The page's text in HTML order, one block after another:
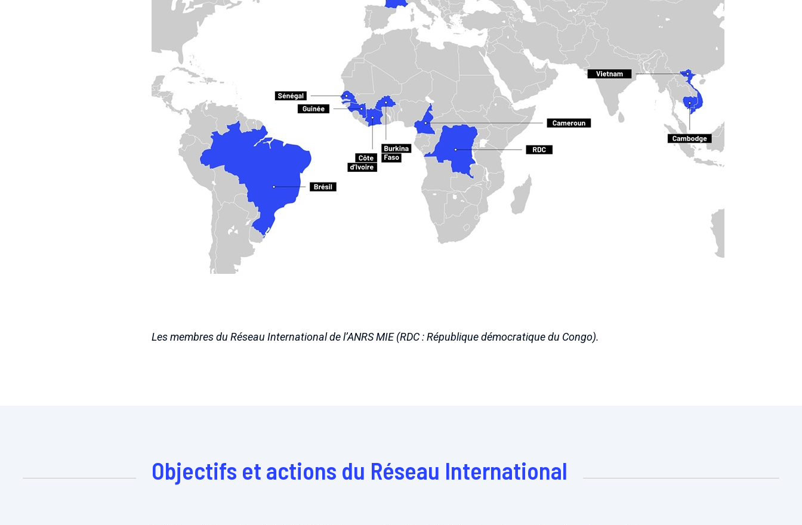
Les membres du Réseau International de l’ANRS MIE (RDC : République démocratique du Congo).
Objectifs et actions du Réseau International